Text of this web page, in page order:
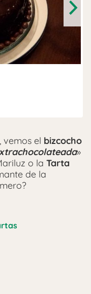
vemos el bizcocho
»
o la Tarta
de la